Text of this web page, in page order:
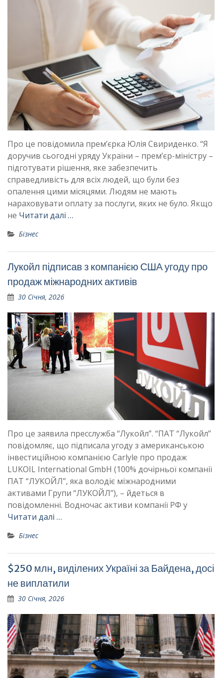
Про це повідомила премʼєрка Юлія Свириденко. “Я
доручив сьогодні уряду України – прем’єр-міністру –
підготувати рішення, яке забезпечить
справедливість для всіх людей, що були без
опалення цими місяцями. Людям не мають
нараховувати оплату за послуги, яких не було. Якщо
не Читати далі …
Бізнес
Лукойл підписав з компанією США угоду про
продаж міжнародних активів
30 Січня, 2026
Про це заявила пресслужба “Лукойл”. “ПАТ “Лукойл”
повідомляє, що підписала угоду з американською
інвестиційною компанією Carlyle про продаж
LUKOIL International GmbH (100% дочірньої компанії
ПАТ “ЛУКОЙЛ”, яка володіє міжнародними
активами Групи “ЛУКОЙЛ”), – йдеться в
повідомленні. Водночас активи компанії РФ у
Читати далі …
Бізнес
$250 млн, виділених Україні за Байдена, досі
не виплатили
30 Січня, 2026